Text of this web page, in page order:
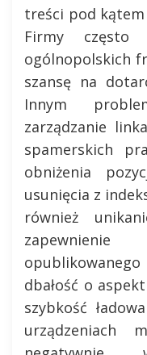
treści pod kątem
Firmy
ogólnopolskich
szansę na
Innym
zarządzanie
spamerskich
obniżenia
usunięcia z
również
dbałość o
szybkość
urządzeniach